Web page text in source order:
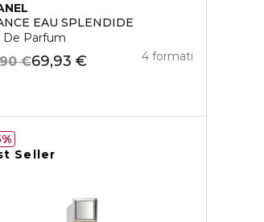
EAU SPLENDIDE
De Parfum
69,93 €
€ 4 formati
Seller